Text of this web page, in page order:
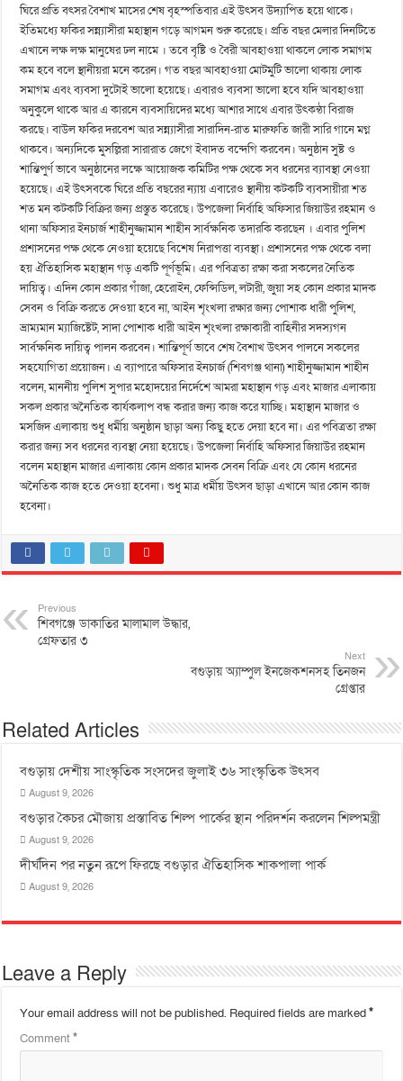
ঘিরে প্রতি বৎসর বৈশাখ মাসের শেষ বৃহস্পতিবার এই উৎসব উদ্যাপিত হয়ে থাকে।
ইতিমধ্যে ফকির সন্ন্যাসীরা মহাস্থান গড়ে আগমন শুরু করেছে। প্রতি বছর মেলার দিনটিতে
এখানে লক্ষ লক্ষ মানুষের ঢল নামে । তবে বৃষ্টি ও বৈরী আবহাওয়া থাকলে লোক সমাগম
কম হবে বলে স্থানীয়রা মনে করেন। গত বছর আবহাওয়া মোটমুটি ভালো থাকায় লোক
সমাগম এবং ব্যবসা দুটোই ভালো হয়েছে। এবারও ব্যবসা ভালো হবে যদি আবহাওয়া
অনুকুলে থাকে আর এ কারনে ব্যবসায়িদের মধ্যে আশার সাথে এবার উৎকন্ঠা বিরাজ
করছে। বাউল ফকির দরবেশ আর সন্ন্যাসীরা সারাদিন-রাত মারুফতি জারী সারি গানে মগ্ন
থাকবে। অন্যদিকে মুসল্লিরা সারারাত জেগে ইবাদত বন্দেগি করবেন। অনুষ্ঠান সুষ্ট ও
শান্তিপুর্ণ ভাবে অনুষ্ঠানের লক্ষে আয়োজক কমিটির পক্ষ থেকে সব ধরনের ব্যাবস্থা নেওয়া
হয়েছে। এই উৎসবকে ঘিরে প্রতি বছরের ন্যায় এবারেও স্থানীয় কটকটি ব্যবসায়ীরা শত
শত মন কটকটি বিক্রির জন্য প্রস্তুত করেছে। উপজেলা নির্বাহি অফিসার জিয়াউর রহমান ও
থানা অফিসার ইনচার্জ শাহীনুজ্জামান শাহীন সার্বক্ষনিক তদারকি করছেন । এবার পুলিশ
প্রশাসনের পক্ষ থেকে নেওয়া হয়েছে বিশেষ নিরাপত্তা ব্যবস্থা। প্রশাসনের পক্ষ থেকে বলা
হয় ঐতিহাসিক মহাস্থান গড় একটি পূর্ণভূমি। এর পবিত্রতা রক্ষা করা সকলের নৈতিক
দায়িত্ব। এদিন কোন প্রকার গাঁজা, হেরোইন, ফেন্সিডিল, লটারী, জুয়া সহ কোন প্রকার মাদক
সেবন ও বিক্রি করতে দেওয়া হবে না, আইন শৃংখলা রক্ষার জন্য পোশাক ধারী পুলিশ,
ভ্রাম্যমান ম্যাজিষ্টেট, সাদা পোশাক ধারী আইন শৃংখলা রক্ষাকারী বাহিনীর সদস্যগন
সার্বক্ষনিক দায়িত্ব পালন করবেন। শান্তিপূর্ণ ভাবে শেষ বৈশাখ উৎসব পালনে সকলের
সহযোগিতা প্রয়োজন। এ ব্যাপারে অফিসার ইনচার্জ (শিবগঞ্জ থানা) শাহীনুজ্জামান শাহীন
বলেন, মাননীয় পুলিশ সুপার মহোদয়ের নির্দেশে আমরা মহাস্থান গড় এবং মাজার এলাকায়
সকল প্রকার অনৈতিক কার্যকলাপ বন্ধ করার জন্য কাজ করে যাচ্ছি। মহাস্থান মাজার ও
মসজিদ এলাকায় শুধু ধর্মীয় অনুষ্ঠান ছাড়া অন্য কিছু হতে দেয়া হবে না। এর পবিত্রতা রক্ষা
করার জন্য সব ধরনের ব্যবস্থা নেয়া হয়েছে। উপজেলা নির্বাহি অফিসার জিয়াউর রহমান
বলেন মহাস্থান মাজার এলাকায় কোন প্রকার মাদক সেবন বিক্রি এবং যে কোন ধরনের
অনৈতিক কাজ হতে দেওয়া হবেনা। শুধু মাত্র ধর্মীয় উৎসব ছাড়া এখানে আর কোন কাজ
হবেনা।
Previous
শিবগঞ্জে ডাকাতির মালামাল উদ্ধার,
গ্রেফতার ৩
Next
বগুড়ায় অ্যাম্পুল ইনজেকশনসহ তিনজন
গ্রেপ্তার
Related Articles
বগুড়ায় দেশীয় সাংস্কৃতিক সংসদের জুলাই ৩৬ সাংস্কৃতিক উৎসব
August 9, 2026
বগুড়ার কৈচর মৌজায় প্রস্তাবিত শিল্প পার্কের স্থান পরিদর্শন করলেন শিল্পমন্ত্রী
August 9, 2026
দীর্ঘদিন পর নতুন রূপে ফিরছে বগুড়ার ঐতিহাসিক শাকপালা পার্ক
August 9, 2026
Leave a Reply
Your email address will not be published. Required fields are marked*
Comment*